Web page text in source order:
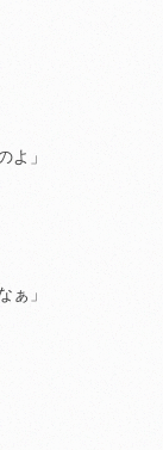
よ」
ぁ」